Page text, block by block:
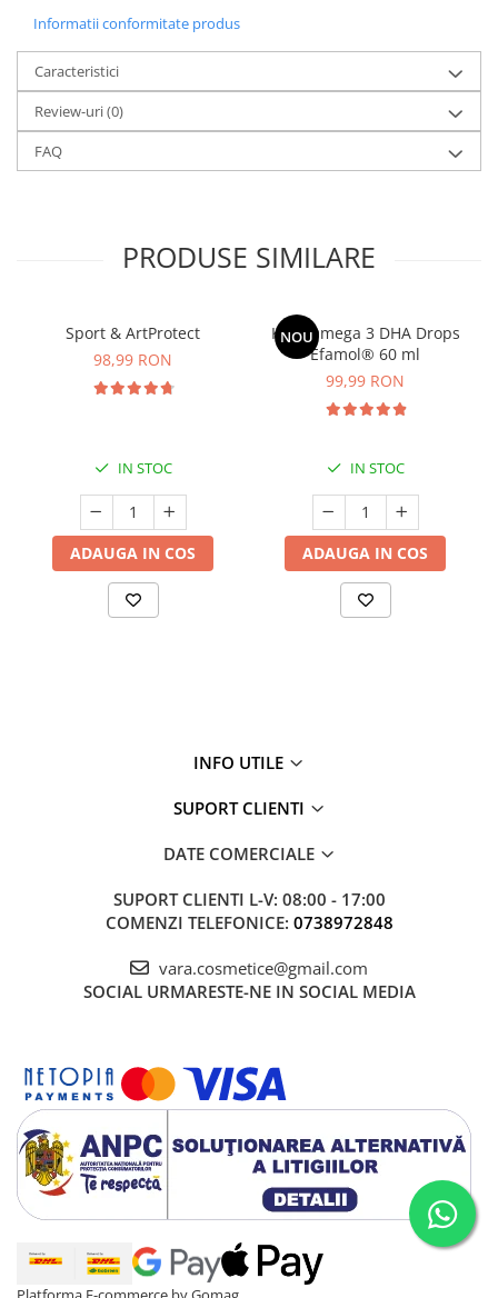
Informatii conformitate produs
Caracteristici
Review-uri(0)
FAQ
PRODUSE SIMILARE
Sport & ArtProtect
98,99 RON
IN STOC
ADAUGA IN COS
NOU
Kids Omega 3 DHA Drops
Efamol® 60 ml
99,99 RON
IN STOC
ADAUGA IN COS
INFO UTILE
SUPORT CLIENTI
DATE COMERCIALE
SUPORT CLIENTI L-V: 08:00 - 17:00
COMENZI TELEFONICE: 0738972848
vara.cosmetice@gmail.com
SOCIAL URMARESTE-NE IN SOCIAL MEDIA